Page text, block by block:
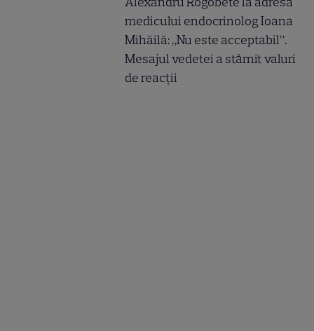
medicului endocrinolog Ioana
Mihăilă: „Nu este acceptabil”.
Mesajul vedetei a stârnit valuri
de reacții